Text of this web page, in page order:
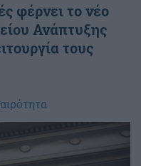
φέρνει το νέο
Ανάπτυξης
τους